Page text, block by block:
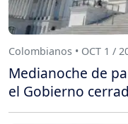
Colombianos • OCT 1 /
Medianoche de
el Gobierno